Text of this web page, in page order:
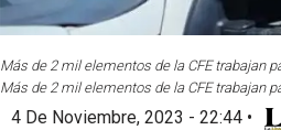
Más de 2 mil elementos de la CFE trabajan
Más de 2 mil elementos de la CFE trabajan
4 De Noviembre, 2023 - 22:44 •